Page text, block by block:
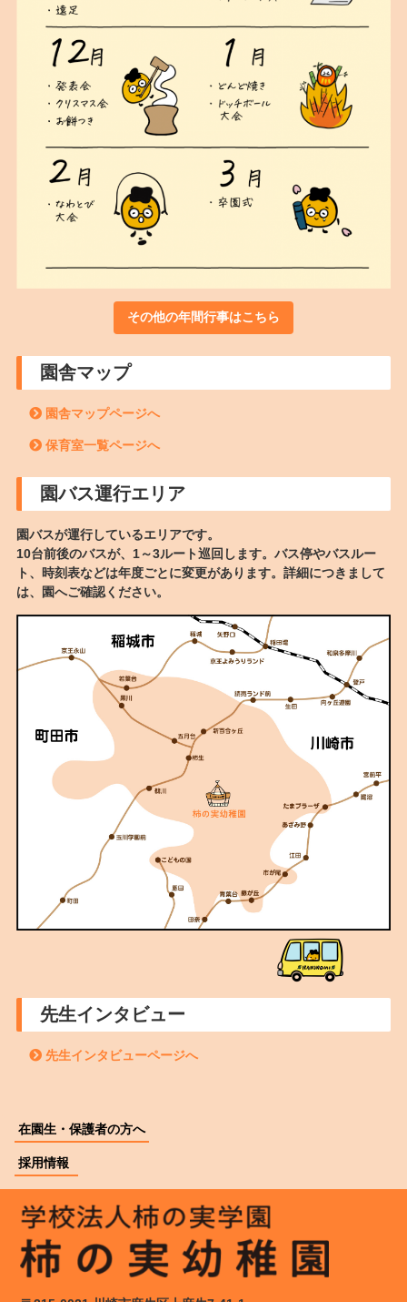
その他の年間行事はこちら
園舎マップ
園舎マップページへ
保育室一覧ページへ
園バス運行エリア
園バスが運行しているエリアです。
10台前後のバスが、1～3ルート巡回します。バス停やバスルー
ト、時刻表などは年度ごとに変更があります。詳細につきまして
は、園へご確認ください。
先生インタビュー
先生インタビューページへ
在園生・保護者の方へ
採用情報